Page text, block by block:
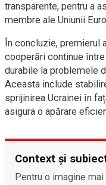
transparente, pentru a
membre ale Uniunii
În concluzie, premierul
cooperări continue
durabile la problemele
Aceasta include
sprijinirea Ucrainei în
asigura o apărare
Context și
Pentru o imagine